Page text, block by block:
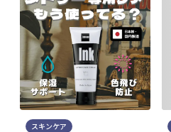
スキンケア